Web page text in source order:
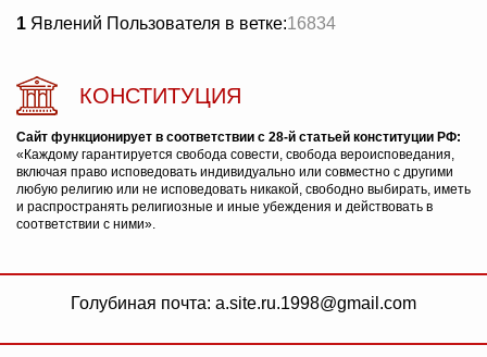
1 Явлений Пользователя в ветке:16834
КОНСТИТУЦИЯ
Сайт функционирует в соответствии с 28-й статьей конституции РФ:
«Каждому гарантируется свобода совести, свобода вероисповедания,
включая право исповедовать индивидуально или совместно с другими
любую религию или не исповедовать никакой, свободно выбирать, иметь
и распространять религиозные и иные убеждения и действовать в
соответствии с ними».
Голубиная почта: a.site.ru.1998@gmail.com